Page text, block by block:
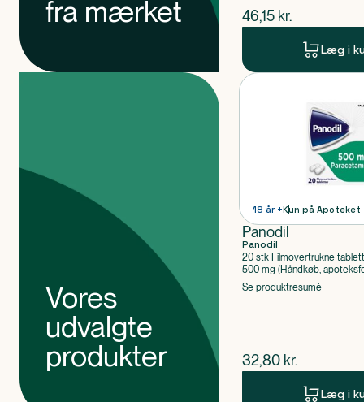
fra mærket
$nuværende pris
46,15 kr.
Læg i
Vores
udvalgte
produkter
18 år +Kun på Apoteket
Panodil
Panodil
20 stk Filmovertrukne
500 mg (Håndkøb,
Paracetamol
Se produktresumé
$nuværende pris
32,80 kr.
Læg i